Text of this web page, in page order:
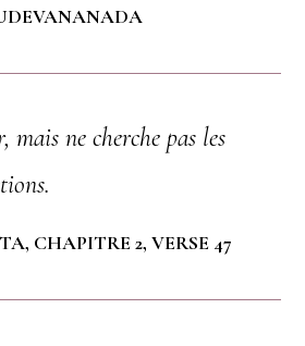
mais ne cherche pas les
CHAPITRE 2, VERSE 47